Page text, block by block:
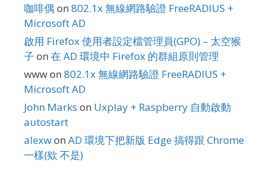
咖啡偶 on 802.1x 無線網路驗證 FreeRADIUS +
Microsoft AD
啟用 Firefox 使用者設定檔管理員(GPO) – 太空猴
子 on 在 AD 環境中 Firefox 的群組原則管理
wwwon 802.1x 無線網路驗證 FreeRADIUS +
Microsoft AD
John Marks on Uxplay + Raspberry 自動啟動
autostart
alexwon AD 環境下把新版 Edge 搞得跟 Chrome
一樣(欸 不是)